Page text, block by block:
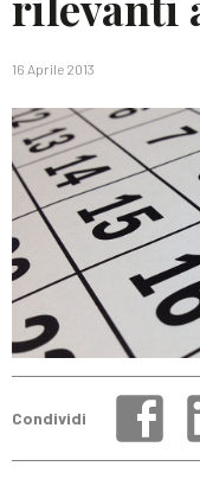
16 Aprile 2013
Condividi